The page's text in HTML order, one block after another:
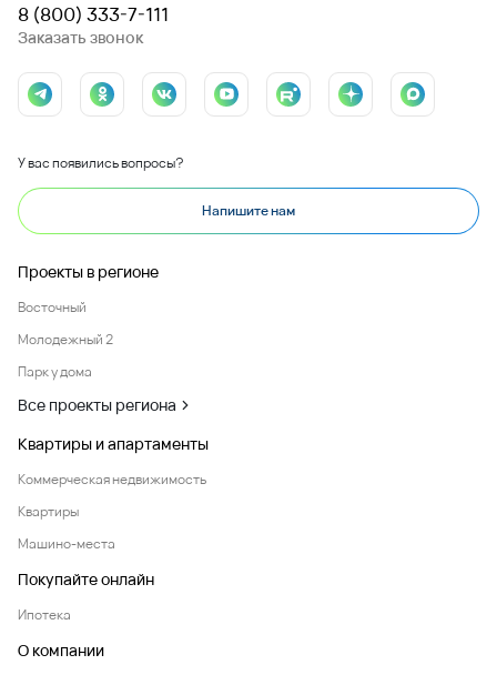
8 (800) 333-7-111
Заказать звонок
У вас появились вопросы?
Напишите нам
Проекты в регионе
Восточный
Молодежный 2
Парк у дома
Все проекты региона
Квартиры и апартаменты
Коммерческая недвижимость
Квартиры
Машино-места
Покупайте онлайн
Ипотека
О компании